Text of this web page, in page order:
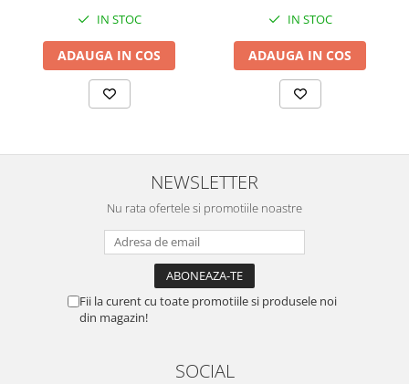
IN STOC
ADAUGA IN COS
IN STOC
ADAUGA IN COS
NEWSLETTER
Nu rata ofertele si promotiile noastre
Fii la curent cu toate promotiile si produsele noi
din magazin!
SOCIAL